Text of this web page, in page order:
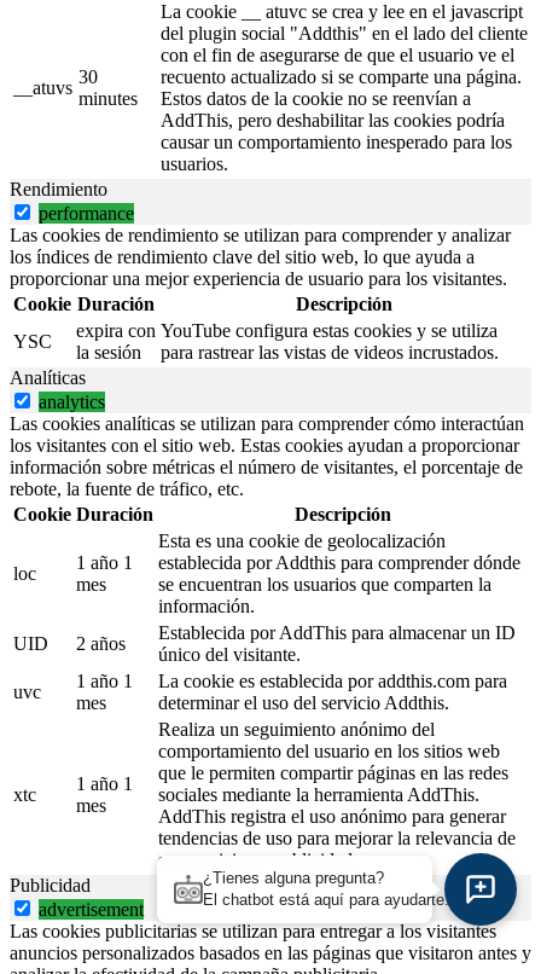
__atuvs
30
minutes
La cookie __ atuvc se crea y lee en el javascript
del plugin social "Addthis" en el lado del cliente
con el fin de asegurarse de que el usuario ve el
recuento actualizado si se comparte una página.
Estos datos de la cookie no se reenvían a
AddThis, pero deshabilitar las cookies podría
causar un comportamiento inesperado para los
usuarios.
Rendimiento
performance
Las cookies de rendimiento se utilizan para comprender y analizar
los índices de rendimiento clave del sitio web, lo que ayuda a
proporcionar una mejor experiencia de usuario para los visitantes.
Cookie Duración
Descripción
YSC
expira con
la sesión
YouTube configura estas cookies y se utiliza
para rastrear las vistas de videos incrustados.
Analíticas
analytics
Las cookies analíticas se utilizan para comprender cómo interactúan
los visitantes con el sitio web. Estas cookies ayudan a proporcionar
información sobre métricas el número de visitantes, el porcentaje de
rebote, la fuente de tráfico, etc.
Cookie Duración Descripción
loc
1 año 1
mes
Esta es una cookie de geolocalización
establecida por Addthis para comprender dónde
se encuentran los usuarios que comparten la
información.
UID
2 años
Establecida por AddThis para almacenar un ID
único del visitante.
uvc
1 año 1
mes
La cookie es establecida por addthis.com para
determinar el uso del servicio Addthis.
xtc
1 año 1
mes
Realiza un seguimiento anónimo del
comportamiento del usuario en los sitios web
que le permiten compartir páginas en las redes
sociales mediante la herramienta AddThis.
AddThis registra el uso anónimo para generar
tendencias de uso para mejorar la relevancia de
sus servicios y publicidad.
Publicidad
advertisement
Las cookies publicitarias se utilizan para entregar a los visitantes
anuncios personalizados basados en las páginas que visitaron antes y
¿Tienes alguna pregunta?
El chatbot está aquí para ayudarte.